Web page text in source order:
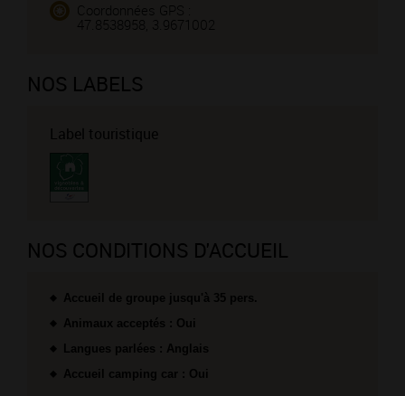
Coordonnées GPS :
47.8538958, 3.9671002
NOS LABELS
Label touristique
NOS CONDITIONS D'ACCUEIL
Accueil de groupe jusqu'à 35 pers.
Animaux acceptés : Oui
Langues parlées : Anglais
Accueil camping car : Oui